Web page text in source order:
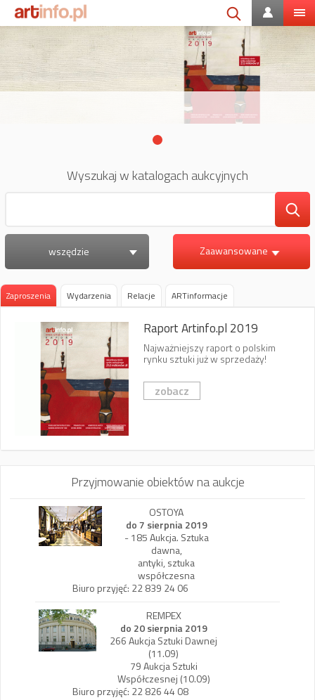
Wyszukaj w katalogach aukcyjnych
wszędzie Zaawansowane
Zaproszenia Wydarzenia Relacje ARTinformacje
Raport Artinfo.pl 2019
Najważniejszy raport o polskim
rynku sztuki już w sprzedaży!
zobacz
Przyjmowanie obiektów na aukcje
OSTOYA
do 7 sierpnia 2019
- 185 Aukcja. Sztuka
dawna,
antyki, sztuka
współczesna
Biuro przyjęć: 22 839 24 06
REMPEX
do 20 sierpnia 2019
266 Aukcja Sztuki Dawnej
(11.09)
79 Aukcja Sztuki
Współczesnej (10.09)
Biuro przyjęć: 22 826 44 08